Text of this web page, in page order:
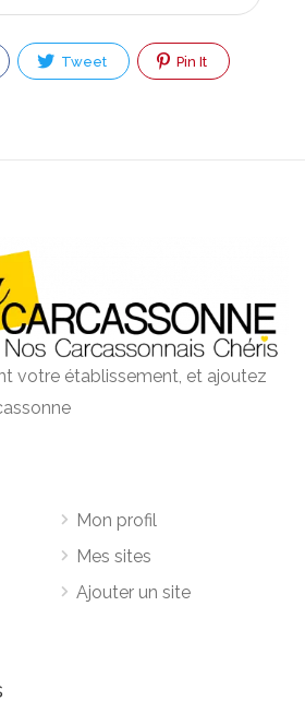
Tweet Pin It
votre établissement, et ajoutez
Mon profil
Mes sites
Ajouter un site